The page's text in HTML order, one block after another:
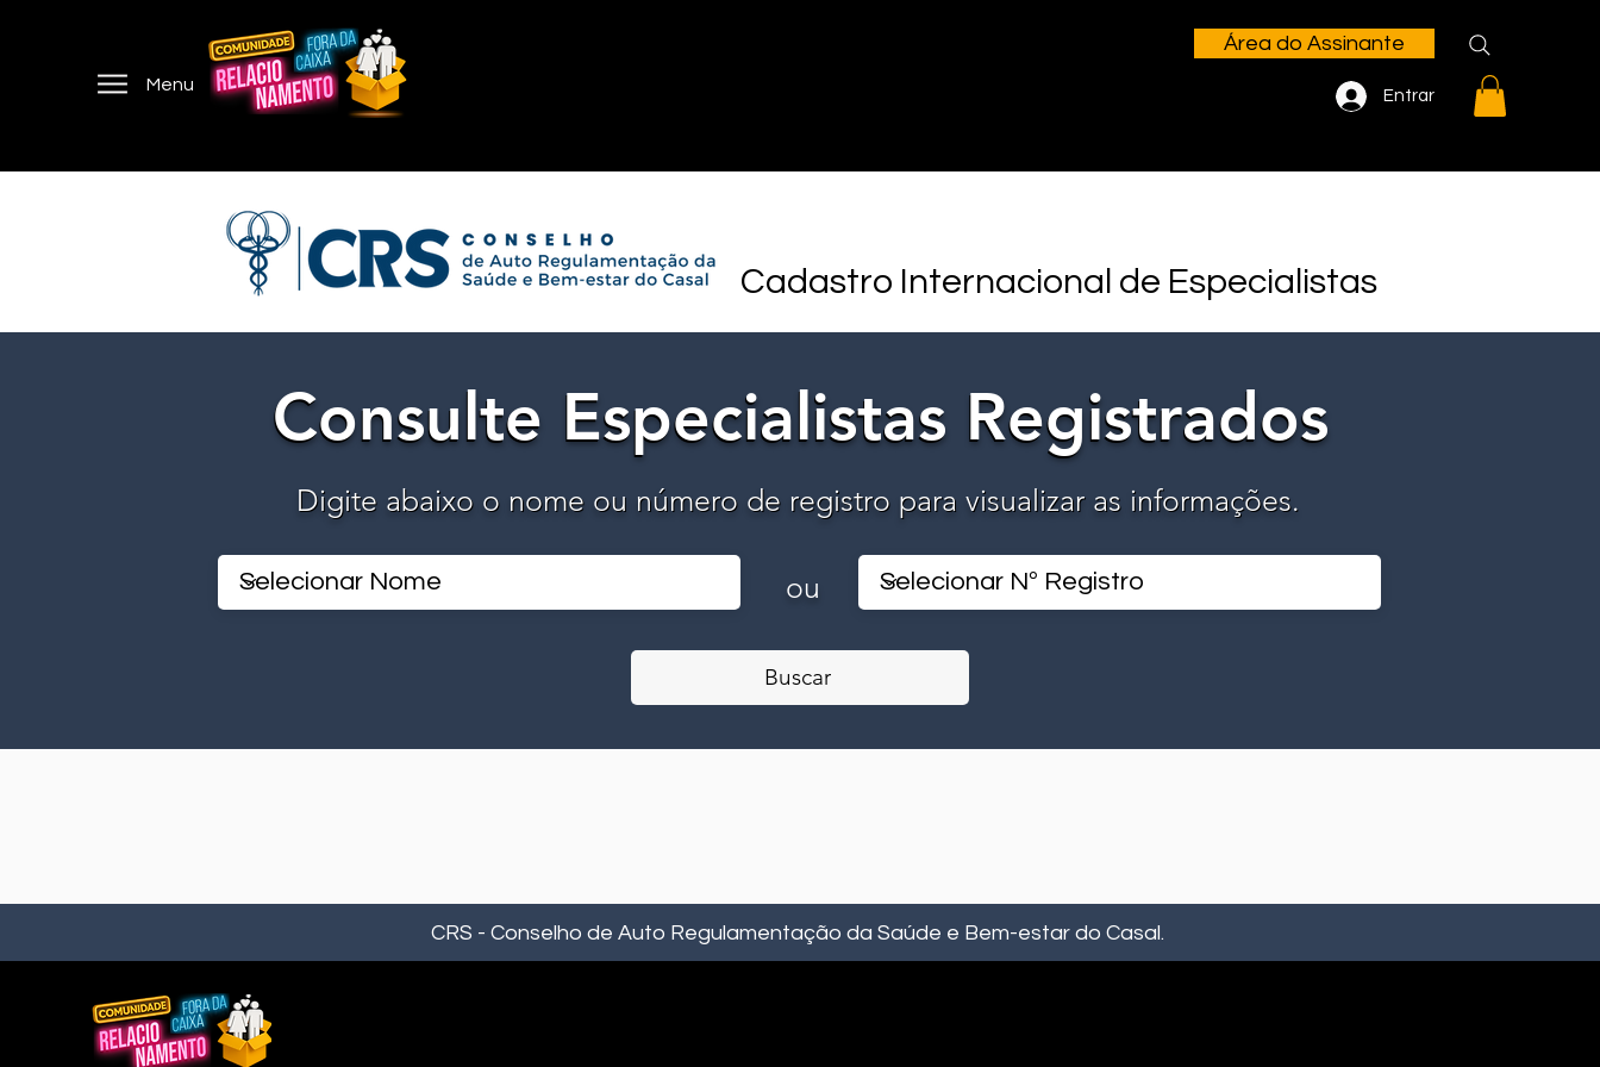
Menu
Área do Assinante
Entrar
Cadastro Internacional de Especialistas
Consulte Especialistas Registrados
Consulte Especialistas Registrados
Digite abaixo o nome ou número de registro para visualizar as informações.
Digite abaixo o nome ou número de registro para visualizar as informações.
ou
Buscar
CRS - Conselho de Auto Regulamentação da Saúde e Bem-estar do Casal.